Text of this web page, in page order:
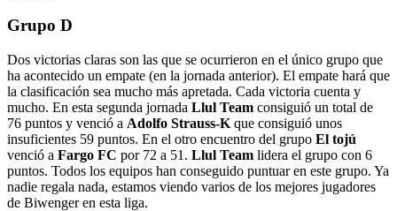
Grupo D
Dos victorias claras son las que se ocurrieron en el único grupo que
ha acontecido un empate (en la jornada anterior). El empate hará que
la clasificación sea mucho más apretada. Cada victoria cuenta y
mucho. En esta segunda jornada Llul Team consiguió un total de
76 puntos y venció a Adolfo Strauss-K que consiguió unos
insuficientes 59 puntos. En el otro encuentro del grupo El tojú
venció a Fargo FC por 72 a 51. Llul Team lidera el grupo con 6
puntos. Todos los equipos han conseguido puntuar en este grupo. Ya
nadie regala nada, estamos viendo varios de los mejores jugadores
de Biwenger en esta liga.